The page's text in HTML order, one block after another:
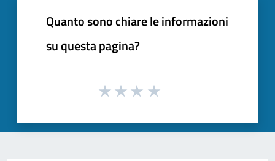
Quanto sono chiare le informazioni
su questa pagina?